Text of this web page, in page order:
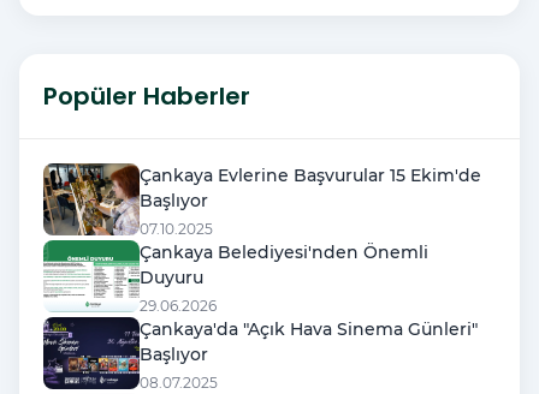
Popüler Haberler
Çankaya Evlerine Başvurular 15 Ekim'de
Başlıyor
07.10.2025
Çankaya Belediyesi'nden Önemli
Duyuru
29.06.2026
Çankaya'da "Açık Hava Sinema Günleri"
Başlıyor
08.07.2025